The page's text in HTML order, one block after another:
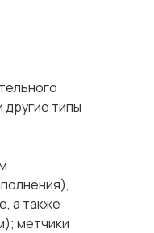
типы
а также
метчики